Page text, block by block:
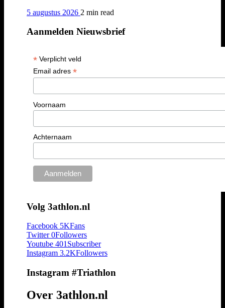
5 augustus 2026 2 min read
Aanmelden Nieuwsbrief
*Verplicht veld
Email adres *
Voornaam
Achternaam
Volg 3athlon.nl
Facebook 5KFans
Twitter 0Followers
Youtube 401 Subscriber
Instagram 3.2KFollowers
Instagram #Triathlon
Over 3athlon.nl